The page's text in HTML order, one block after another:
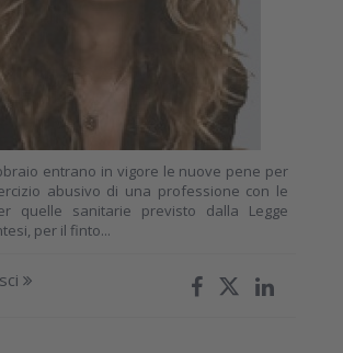
entrano in vigore le nuove pene per
abusivo di una professione con le
quelle sanitarie previsto dalla Legge
per il finto...